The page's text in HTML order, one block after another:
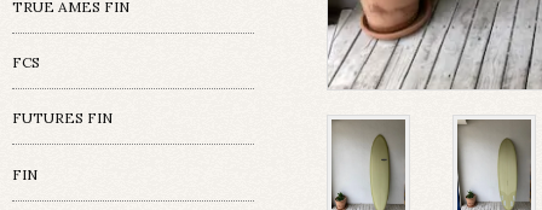
TRUE AMES FIN
FCS
FUTURES FIN
FIN